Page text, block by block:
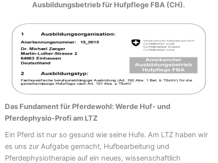
Ausbildungsbetrieb für Hufpflege FBA (CH).
Das Fundament für Pferdewohl: Werde Huf- und
Pferdephysio-Profi am LTZ
Ein Pferd ist nur so gesund wie seine Hufe. Am LTZ haben wir
es uns zur Aufgabe gemacht, Hufbearbeitung und
Pferdephysiotherapie auf ein neues, wissenschaftlich